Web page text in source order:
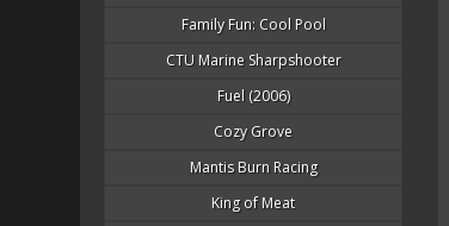
Family Fun: Cool Pool
CTU Marine Sharpshooter
Fuel (2006)
Cozy Grove
Mantis Burn Racing
King of Meat